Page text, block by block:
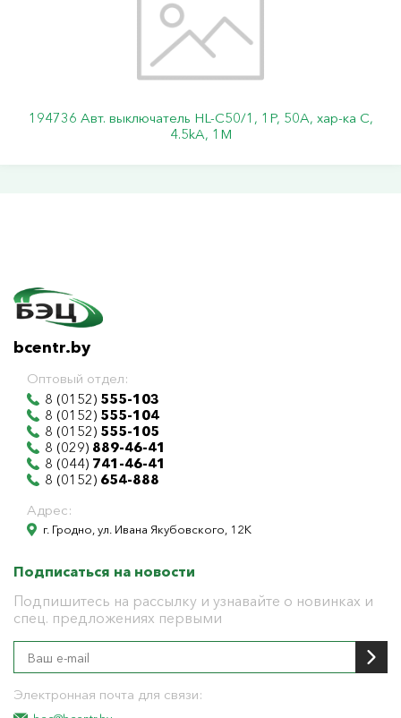
194736 Авт. выключатель HL-C50/1, 1P, 50A, хар-ка C,
4.5kA, 1M
bcentr.by
Оптовый отдел:
8 (0152) 555-103
8 (0152) 555-104
8 (0152) 555-105
8 (029) 889-46-41
8 (044) 741-46-41
8 (0152) 654-888
Адрес:
г. Гродно, ул. Ивана Якубовского, 12К
Подписаться на новости
Подпишитесь на рассылку и узнавайте о новинках и
спец. предложениях первыми
Электронная почта для связи: